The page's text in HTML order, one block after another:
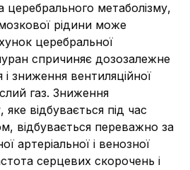
церебрального метаболізму,
рідини може
церебральної
спричиняє дозозалежне
і зниження вентиляційної
газ. Зниження
яке відбувається під час
відбувається переважно за
артеріальної і венозної
серцевих скорочень і